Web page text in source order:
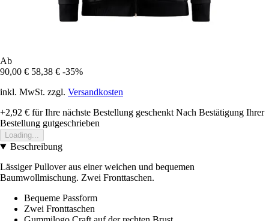
Ab
90,00 € 58,38 € -35%
inkl. MwSt. zzgl. Versandkosten
+2,92 € für Ihre nächste Bestellung geschenkt Nach Bestätigung Ihrer
Bestellung gutgeschrieben
Loading...
Beschreibung
Lässiger Pullover aus einer weichen und bequemen
Baumwollmischung. Zwei Fronttaschen.
Bequeme Passform
Zwei Fronttaschen